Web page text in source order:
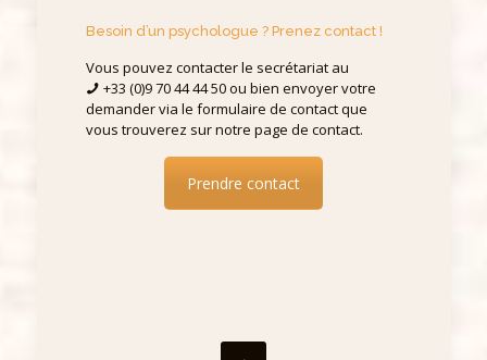
Besoin d’un psychologue ? Prenez contact !
Vous pouvez contacter le secrétariat au
+33 (0)9 70 44 44 50 ou bien envoyer votre
demander via le formulaire de contact que
vous trouverez sur notre page de contact.
Prendre contact